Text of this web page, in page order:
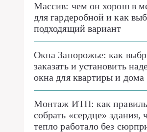
Массив: чем он хорош в
для гардеробной и как
подходящий вариант
Окна Запорожье: как
заказать и установить
окна для квартиры и дома
Монтаж ИТП: как
собрать «сердце» здания,
тепло работало без